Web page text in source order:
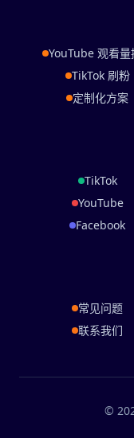
YouTube 观看量
TikTok 刷粉
定制化方案
TikTok
YouTube
Facebook
常见问题
联系我们
©